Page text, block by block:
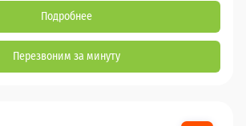
Подробнее
Перезвоним за минуту